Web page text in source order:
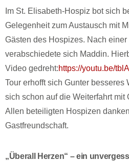
Im St. Elisabeth-Hospiz bot sich
Gelegenheit zum Austausch mit
Gästen des Hospizes. Nach
verabschiedete sich Maddin.
Video gedreht:https://youtu.be/
Tour erhofft sich Gunter besseres
sich schon auf die Weiterfahrt mit
Allen beteiligten Hospizen
Gastfreundschaft.
„Überall Herzen“ – ein